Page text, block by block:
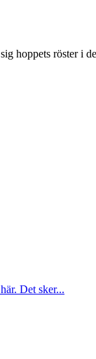
hoppets röster i
Det sker...